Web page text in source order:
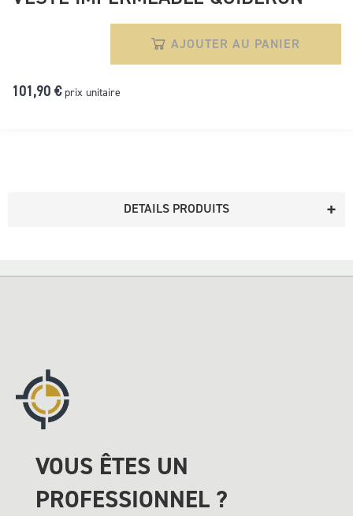
AJOUTER AU PANIER
101,90 € prix unitaire
DETAILS PRODUITS
VOUS ÊTES UN
PROFESSIONNEL ?